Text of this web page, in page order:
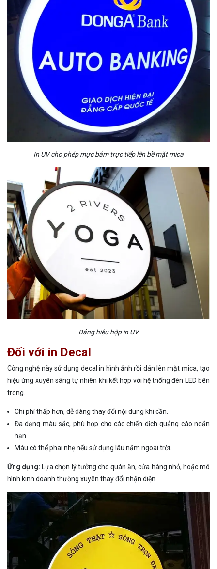
In UV cho phép mực bám trực tiếp lên bề mặt mica
Bảng hiệu hộp in UV
Đối với in Decal
Công nghệ này sử dụng decal in hình ảnh rồi dán lên mặt mica, tạo
hiệu ứng xuyên sáng tự nhiên khi kết hợp với hệ thống đèn LED bên
trong.
Chi phí thấp hơn, dễ dàng thay đổi nội dung khi cần.
Đa dạng màu sắc, phù hợp cho các chiến dịch quảng cáo ngắn
hạn.
Màu có thể phai nhẹ nếu sử dụng lâu năm ngoài trời.
Ứng dụng: Lựa chọn lý tưởng cho quán ăn, cửa hàng nhỏ, hoặc mô
hình kinh doanh thường xuyên thay đổi nhận diện.